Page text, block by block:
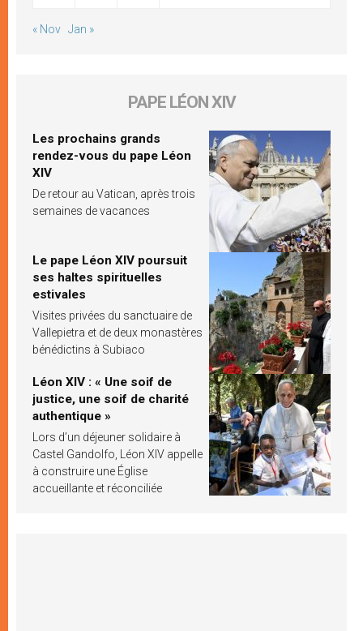
« Nov Jan »
PAPE LÉON XIV
Les prochains grands
rendez-vous du pape Léon
XIV
De retour au Vatican, après trois
semaines de vacances
Le pape Léon XIV poursuit
ses haltes spirituelles
estivales
Visites privées du sanctuaire de
Vallepietra et de deux monastères
bénédictins à Subiaco
Léon XIV : « Une soif de
justice, une soif de charité
authentique »
Lors d’un déjeuner solidaire à
Castel Gandolfo, Léon XIV appelle
à construire une Église
accueillante et réconciliée